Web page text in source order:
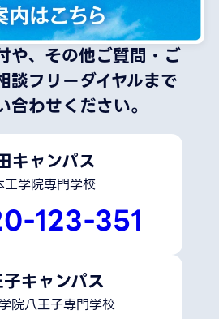
や、その他ご質問・ご
談フリーダイヤルまで
わせください。
キャンパス
工学院専門学校
123-351
キャンパス
院八王子専門学校